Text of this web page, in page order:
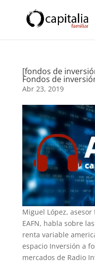
[fondos de
Fondos de
Abr 23, 2019
Miguel López,
EAFN, habla sobre
renta variable
espacio Inversión a
mercados de Radio